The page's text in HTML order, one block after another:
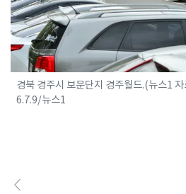
경북 경주시 보문단지 경주월드.(뉴스1
6.7.9/뉴스1